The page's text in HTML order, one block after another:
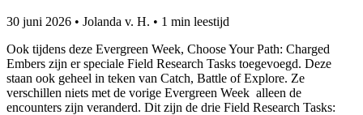
30 juni 2026 • Jolanda v. H. • 1 min leestijd
Ook tijdens deze Evergreen Week, Choose Your Path: Charged
Embers zijn er speciale Field Research Tasks toegevoegd. Deze
staan ook geheel in teken van Catch, Battle of Explore. Ze
verschillen niets met de vorige Evergreen Week alleen de
encounters zijn veranderd. Dit zijn de drie Field Research Tasks: